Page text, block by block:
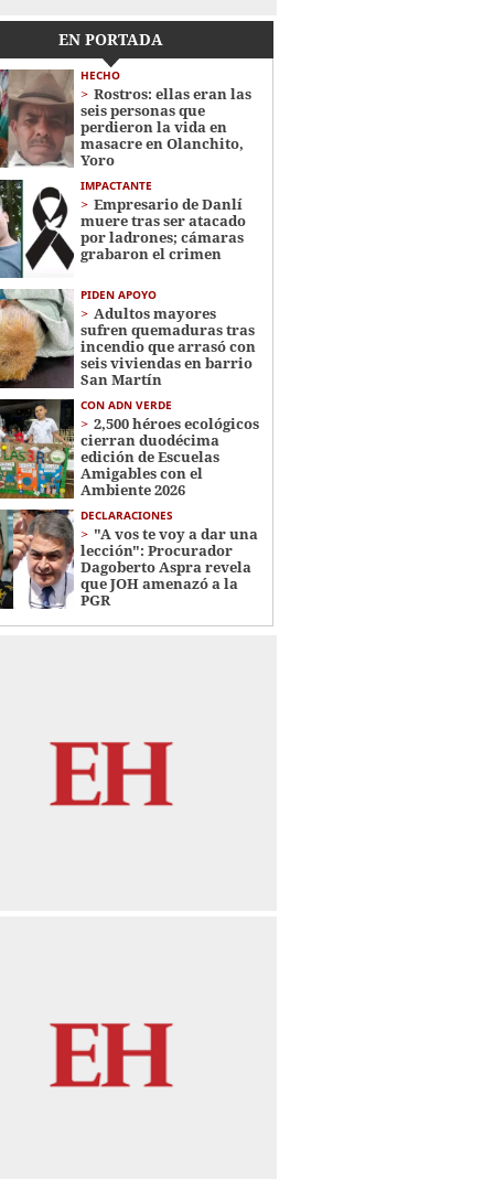
EN PORTADA
HECHO
Rostros: ellas eran las
seis personas que
perdieron la vida en
masacre en Olanchito,
Yoro
IMPACTANTE
Empresario de Danlí
muere tras ser atacado
por ladrones; cámaras
grabaron el crimen
PIDEN APOYO
Adultos mayores
sufren quemaduras tras
incendio que arrasó con
seis viviendas en barrio
San Martín
CON ADN VERDE
2,500 héroes ecológicos
cierran duodécima
edición de Escuelas
Amigables con el
Ambiente 2026
DECLARACIONES
"A vos te voy a dar una
lección": Procurador
Dagoberto Aspra revela
que JOH amenazó a la
PGR